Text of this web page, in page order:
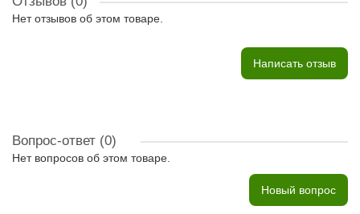
Нет отзывов об этом товаре.
Написать отзыв
Вопрос-ответ (0)
Нет вопросов об этом товаре.
Новый вопрос